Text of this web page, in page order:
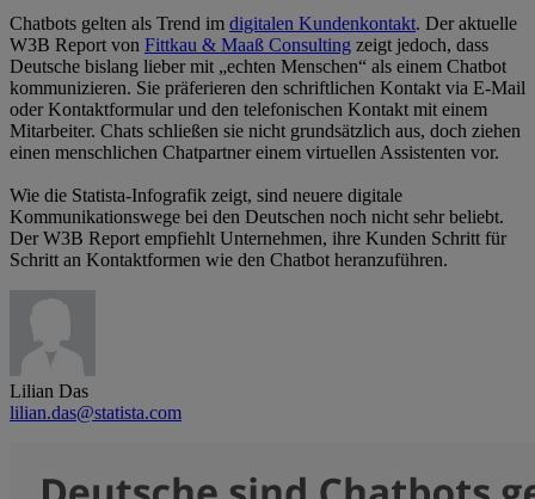
Chatbots gelten als Trend im digitalen Kundenkontakt. Der aktuelle
W3B Report von Fittkau & Maaß Consulting zeigt jedoch, dass
Deutsche bislang lieber mit „echten Menschen“ als einem Chatbot
kommunizieren. Sie präferieren den schriftlichen Kontakt via E-Mail
oder Kontaktformular und den telefonischen Kontakt mit einem
Mitarbeiter. Chats schließen sie nicht grundsätzlich aus, doch ziehen
einen menschlichen Chatpartner einem virtuellen Assistenten vor.
Wie die Statista-Infografik zeigt, sind neuere digitale
Kommunikationswege bei den Deutschen noch nicht sehr beliebt.
Der W3B Report empfiehlt Unternehmen, ihre Kunden Schritt für
Schritt an Kontaktformen wie den Chatbot heranzuführen.
Lilian Das
lilian.das@statista.com